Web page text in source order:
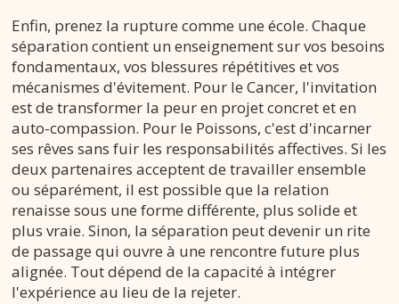
Enfin, prenez la rupture comme une école. Chaque
séparation contient un enseignement sur vos besoins
fondamentaux, vos blessures répétitives et vos
mécanismes d'évitement. Pour le Cancer, l'invitation
est de transformer la peur en projet concret et en
auto-compassion. Pour le Poissons, c'est d'incarner
ses rêves sans fuir les responsabilités affectives. Si les
deux partenaires acceptent de travailler ensemble
ou séparément, il est possible que la relation
renaisse sous une forme différente, plus solide et
plus vraie. Sinon, la séparation peut devenir un rite
de passage qui ouvre à une rencontre future plus
alignée. Tout dépend de la capacité à intégrer
l'expérience au lieu de la rejeter.